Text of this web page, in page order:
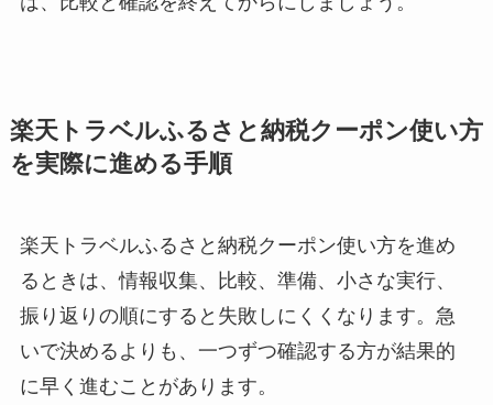
楽天トラベルふるさと納税クーポン使い方
を実際に進める手順
楽天トラベルふるさと納税クーポン使い方を進め
るときは、情報収集、比較、準備、小さな実行、
振り返りの順にすると失敗しにくくなります。急
いで決めるよりも、一つずつ確認する方が結果的
に早く進むことがあります。